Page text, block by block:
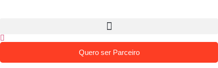
Quero ser Parceiro